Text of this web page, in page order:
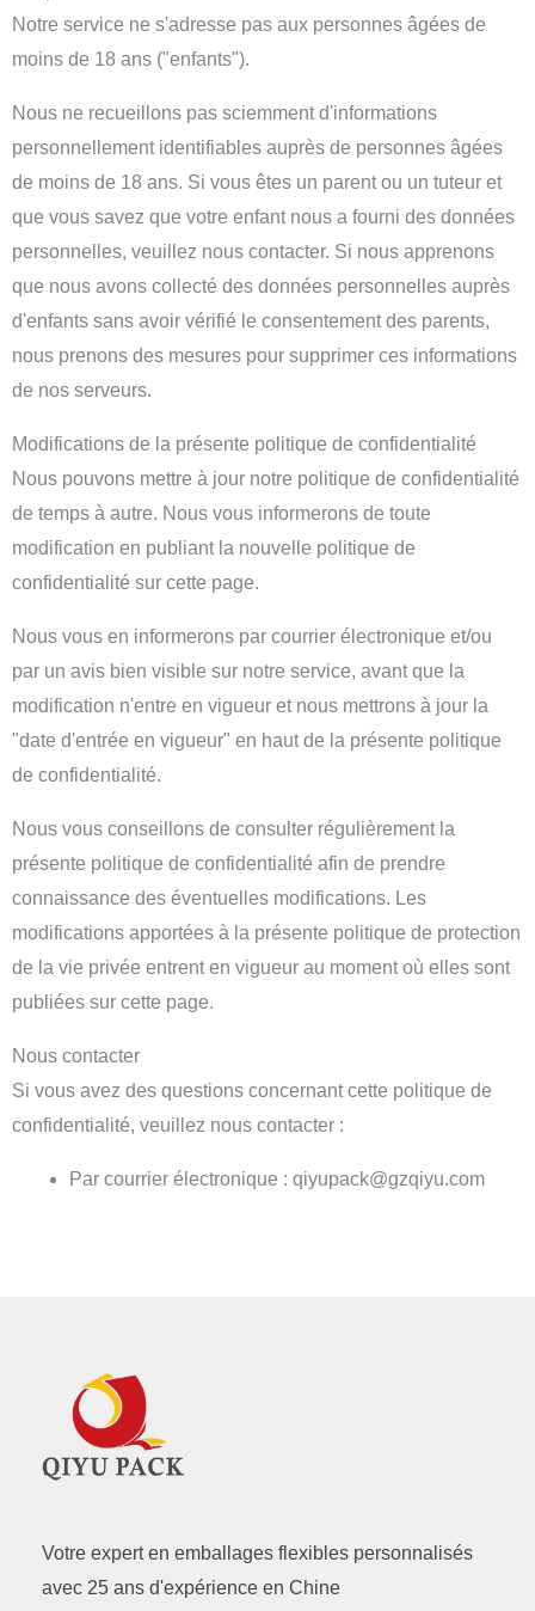
Notre service ne s'adresse pas aux personnes âgées de
moins de 18 ans ("enfants").
Nous ne recueillons pas sciemment d'informations
personnellement identifiables auprès de personnes âgées
de moins de 18 ans. Si vous êtes un parent ou un tuteur et
que vous savez que votre enfant nous a fourni des données
personnelles, veuillez nous contacter. Si nous apprenons
que nous avons collecté des données personnelles auprès
d'enfants sans avoir vérifié le consentement des parents,
nous prenons des mesures pour supprimer ces informations
de nos serveurs.
Modifications de la présente politique de confidentialité
Nous pouvons mettre à jour notre politique de confidentialité
de temps à autre. Nous vous informerons de toute
modification en publiant la nouvelle politique de
confidentialité sur cette page.
Nous vous en informerons par courrier électronique et/ou
par un avis bien visible sur notre service, avant que la
modification n'entre en vigueur et nous mettrons à jour la
"date d'entrée en vigueur" en haut de la présente politique
de confidentialité.
Nous vous conseillons de consulter régulièrement la
présente politique de confidentialité afin de prendre
connaissance des éventuelles modifications. Les
modifications apportées à la présente politique de protection
de la vie privée entrent en vigueur au moment où elles sont
publiées sur cette page.
Nous contacter
Si vous avez des questions concernant cette politique de
confidentialité, veuillez nous contacter :
Par courrier électronique : qiyupack@gzqiyu.com
Votre expert en emballages flexibles personnalisés
avec 25 ans d'expérience en Chine